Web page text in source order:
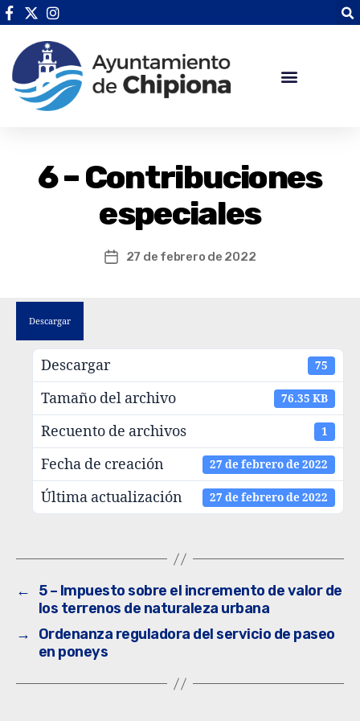
6 – Contribuciones
especiales
27 de febrero de 2022
Descargar
Descargar 75
Tamaño del archivo 76.35 KB
Recuento de archivos 1
Fecha de creación 27 de febrero de 2022
Última actualización 27 de febrero de 2022
←
5 – Impuesto sobre el incremento de valor de
los terrenos de naturaleza urbana
→
Ordenanza reguladora del servicio de paseo
en poneys